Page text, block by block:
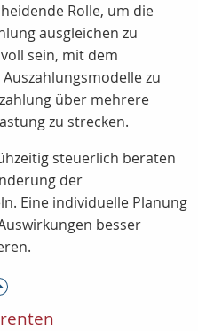
Rolle, um die
ausgleichen zu
sein, mit dem
zu
über mehrere
zu strecken.
steuerlich beraten
der
Eine individuelle Planung
besser